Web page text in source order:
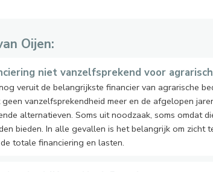
Oijen:
niet vanzelfsprekend voor
veruit de belangrijkste financier van agrarische
vanzelfsprekendheid meer en de afgelopen
alternatieven. Soms uit noodzaak, soms omdat
bieden. In alle gevallen is het belangrijk om zicht
totale financiering en lasten.